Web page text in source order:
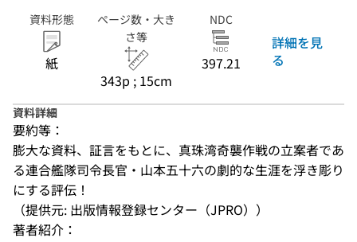
資料形態
紙
ページ数・大き
さ等
343p ; 15cm
NDC
397.21
詳細を見
る
資料詳細
要約等：
膨大な資料、証言をもとに、真珠湾奇襲作戦の立案者であ
る連合艦隊司令長官・山本五十六の劇的な生涯を浮き彫り
にする評伝！
（提供元: 出版情報登録センター（JPRO））
著者紹介：